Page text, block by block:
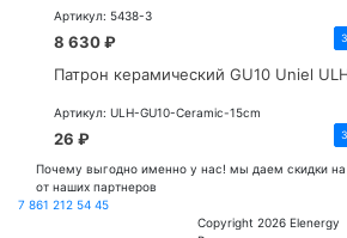
Артикул: 5438-3
8 630 ₽
Артикул: ULH-GU10-Ceramic-15cm
26 ₽
Почему выгодноименно у нас! мы даем скидки
от наших партнеров
Copyright 2026 Elenergy
7 861 212 54 45